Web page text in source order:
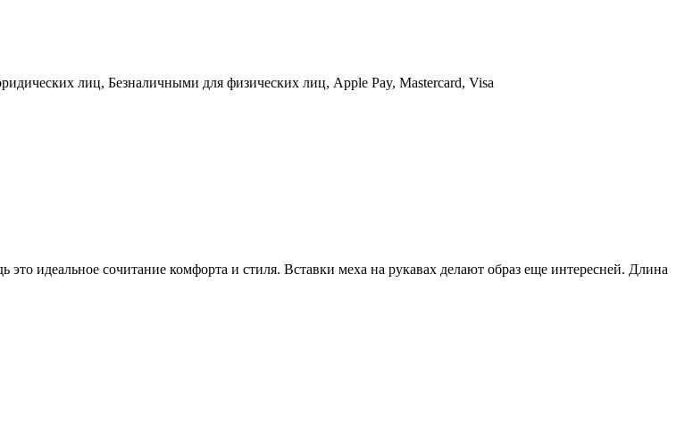
лиц, Безналичными для физических лиц, Apple Pay, Mastercard, Visa
это идеальное сочитание комфорта и стиля. Вставки меха на рукавах делают образ еще интересней. Длина